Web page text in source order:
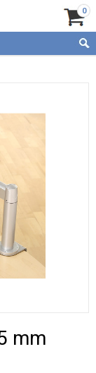
0
mm